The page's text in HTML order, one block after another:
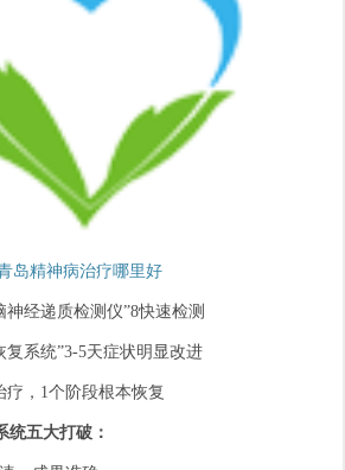
岛精神病治疗哪里好
经递质检测仪”8快速检测
系统”3-5天症状明显改进
，1个阶段根本恢复
统五大打破：